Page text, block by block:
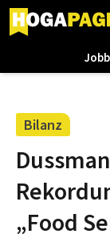
Bilanz
„Food